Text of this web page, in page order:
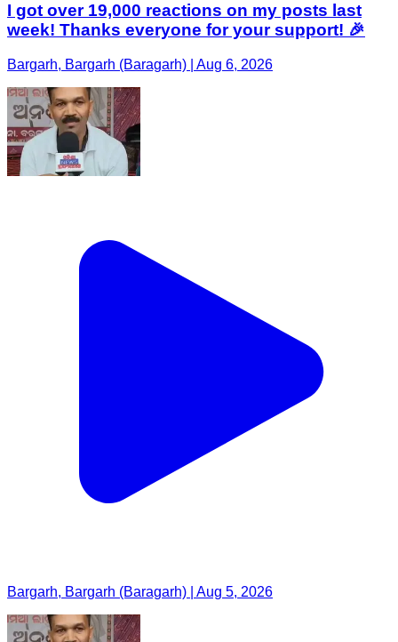
I got over 19,000 reactions on my posts last
week! Thanks everyone for your support! 🎉
Bargarh, Bargarh (Baragarh) | Aug 6, 2026
Bargarh, Bargarh (Baragarh) | Aug 5, 2026